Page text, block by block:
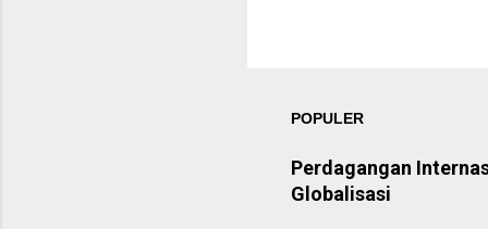
POPULER
Perdagangan
Globalisasi